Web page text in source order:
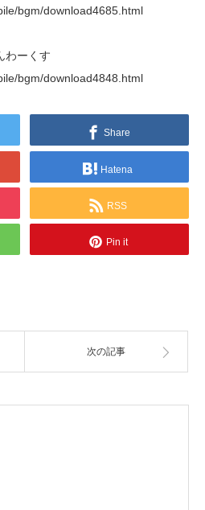
bgm/download4685.html
わーくす
bgm/download4848.html
Share
Hatena
RSS
Pin it
次の記事